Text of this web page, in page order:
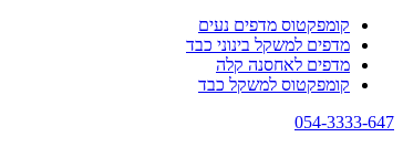
קומפקטוס מדפים נעים
מדפים למשקל בינוני כבד
מדפים לאחסנה קלה
קומפקטוס למשקל כבד
054-3333-647